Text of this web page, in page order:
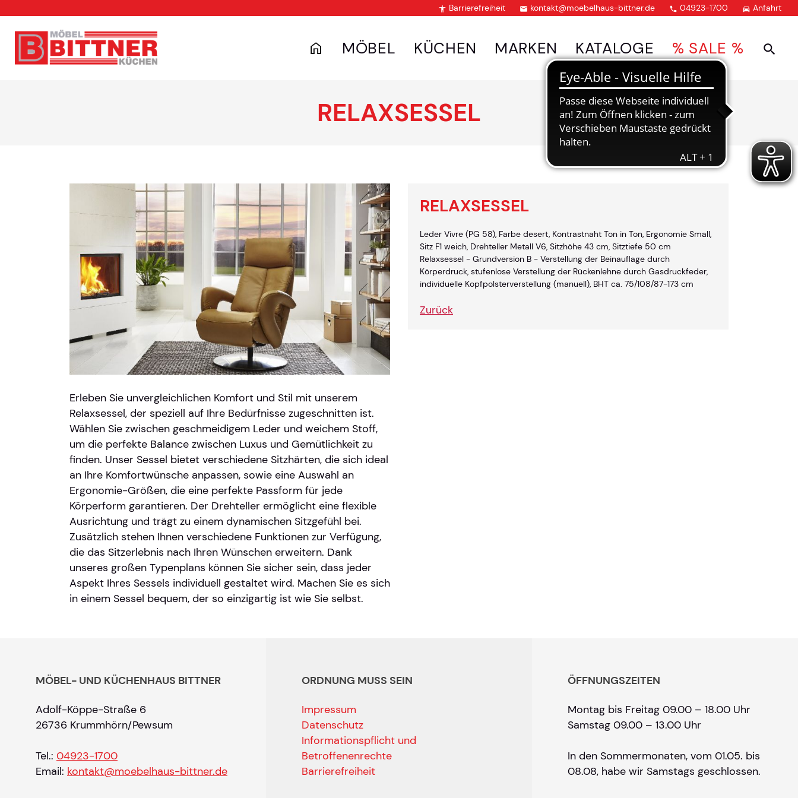
 Barrierefreiheit  kontakt@moebelhaus-bittner.de  04923-1700  Anfahrt
MÖBEL KÜCHEN MARKEN KATALOGE % SALE %
RELAXSESSEL
Erleben Sie unvergleichlichen Komfort und Stil mit unserem
Relaxsessel, der speziell auf Ihre Bedürfnisse zugeschnitten ist.
Wählen Sie zwischen geschmeidigem Leder und weichem Stoff,
um die perfekte Balance zwischen Luxus und Gemütlichkeit zu
finden. Unser Sessel bietet verschiedene Sitzhärten, die sich ideal
an Ihre Komfortwünsche anpassen, sowie eine Auswahl an
Ergonomie-Größen, die eine perfekte Passform für jede
Körperform garantieren. Der Drehteller ermöglicht eine flexible
Ausrichtung und trägt zu einem dynamischen Sitzgefühl bei.
Zusätzlich stehen Ihnen verschiedene Funktionen zur Verfügung,
die das Sitzerlebnis nach Ihren Wünschen erweitern. Dank
unseres großen Typenplans können Sie sicher sein, dass jeder
Aspekt Ihres Sessels individuell gestaltet wird. Machen Sie es sich
in einem Sessel bequem, der so einzigartig ist wie Sie selbst.
RELAXSESSEL
Leder Vivre (PG 58), Farbe desert, Kontrastnaht Ton in Ton, Ergonomie Small,
Sitz F1 weich, Drehteller Metall V6, Sitzhöhe 43 cm, Sitztiefe 50 cm
Relaxsessel - Grundversion B - Verstellung der Beinauflage durch
Körperdruck, stufenlose Verstellung der Rückenlehne durch Gasdruckfeder,
individuelle Kopfpolsterverstellung (manuell), BHT ca. 75/108/87-173 cm
Zurück
MÖBEL- UND KÜCHENHAUS BITTNER
Adolf-Köppe-Straße 6
26736 Krummhörn/Pewsum
Tel.: 04923-1700
Email: kontakt@moebelhaus-bittner.de
ORDNUNG MUSS SEIN
Impressum
Datenschutz
Informationspflicht und
Betroffenenrechte
Barrierefreiheit
ÖFFNUNGSZEITEN
Montag bis Freitag 09.00 – 18.00 Uhr
Samstag 09.00 – 13.00 Uhr
In den Sommermonaten, vom 01.05. bis
08.08, habe wir Samstags geschlossen.